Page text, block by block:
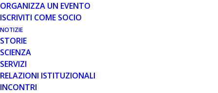
ORGANIZZA UN EVENTO
ISCRIVITI COME SOCIO
NOTIZIE
STORIE
SCIENZA
SERVIZI
RELAZIONI ISTITUZIONALI
INCONTRI